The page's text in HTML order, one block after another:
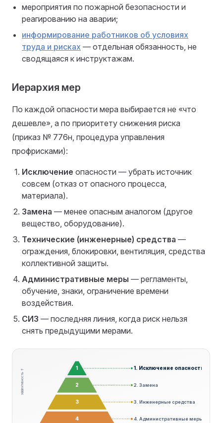
мероприятия по пожарной безопасности и
реагированию на аварии;
информирование работников об условиях
труда и рисках — отдельная обязанность, не
сводящаяся к инструктажам.
Иерархия мер
По каждой опасности мера выбирается не «что
дешевле», а по приоритету снижения риска
(приказ № 776н, процедура управления
профрисками):
Исключение опасности — убрать источник
совсем (отказ от опасного процесса,
материала).
Замена — менее опасным аналогом (другое
вещество, оборудование).
Технические (инженерные) средства —
ограждения, блокировки, вентиляция, средства
коллективной защиты.
Административные меры — регламенты,
обучение, знаки, ограничение времени
воздействия.
СИЗ — последняя линия, когда риск нельзя
снять предыдущими мерами.
эффективность ↑
1 1. Исключение опасности
2 2. Замена
3 3. Инженерные средства
4 4. Административные меры